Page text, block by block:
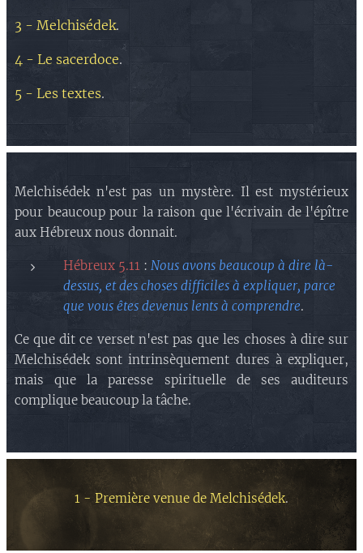
3 - Melchisédek.
4 - Le sacerdoce.
5 - Les textes.
Melchisédek n'est pas un mystère. Il est mystérieux
pour beaucoup pour la raison que l'écrivain de l'épître
aux Hébreux nous donnait.
Hébreux 5.11 : Nous avons beaucoup à dire là-
dessus, et des choses difficiles à expliquer, parce
que vous êtes devenus lents à comprendre.
Ce que dit ce verset n'est pas que les choses à dire sur
Melchisédek sont intrinsèquement dures à expliquer,
mais que la paresse spirituelle de ses auditeurs
complique beaucoup la tâche.
1 - Première venue de Melchisédek.